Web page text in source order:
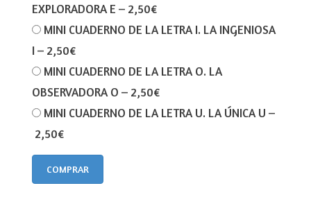
EXPLORADORA E – 2,50€
MINI CUADERNO DE LA LETRA I. LA INGENIOSA
I – 2,50€
MINI CUADERNO DE LA LETRA O. LA
OBSERVADORA O – 2,50€
MINI CUADERNO DE LA LETRA U. LA ÚNICA U –
2,50€
COMPRAR